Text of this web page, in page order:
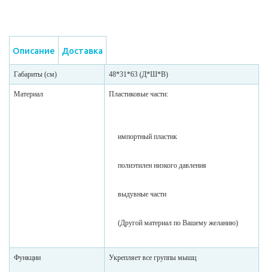
Описание Доставка
Габариты (см) 48*31*63 (Д*Ш*В)
Материал Пластиковые части:
импортный пластик
полиэтилен низкого давления
выдувные части
(Другой материал по Вашему желанию)
Функции Укрепляет все группы мышц